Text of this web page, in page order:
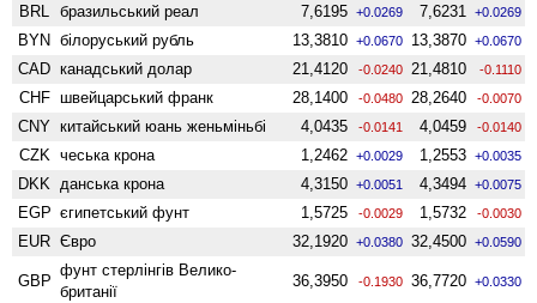
BRL бразильський реал 7,6195 +0.0269 7,6231 +0.0269
BYN білоруський рубль 13,3810 +0.0670 13,3870 +0.0670
CAD канадський долар 21,4120 -0.0240 21,4810 -0.1110
CHF швейцарський франк 28,1400 -0.0480 28,2640 -0.0070
CNY китайський юань женьмiньбi 4,0435 -0.0141 4,0459 -0.0140
CZK чеська крона 1,2462 +0.0029 1,2553 +0.0035
DKK данська крона 4,3150 +0.0051 4,3494 +0.0075
EGP єгипетський фунт 1,5725 -0.0029 1,5732 -0.0030
EUR Євро 32,1920 +0.0380 32,4500 +0.0590
GBP
фунт стерлінгів Велико­
британії
36,3950 -0.1930 36,7720 +0.0330